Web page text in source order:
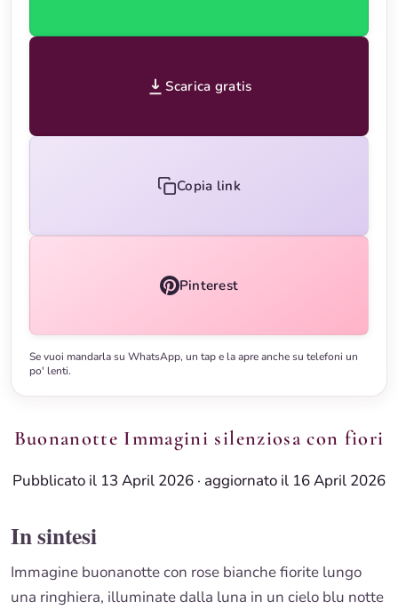
Scarica gratis
Copia link
Pinterest
Se vuoi mandarla su WhatsApp, un tap e la apre anche su telefoni un
po' lenti.
Buonanotte Immagini silenziosa con fiori
Pubblicato il 13 April 2026 · aggiornato il 16 April 2026
In sintesi
Immagine buonanotte con rose bianche fiorite lungo
una ringhiera, illuminate dalla luna in un cielo blu notte